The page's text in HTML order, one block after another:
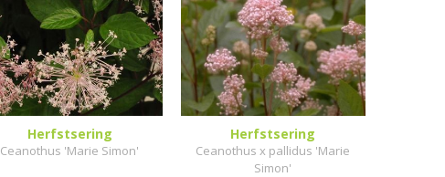
Herfstsering
Ceanothus 'Marie Simon'
Herfstsering
Ceanothus x pallidus 'Marie
Simon'